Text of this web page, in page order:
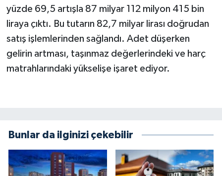
yüzde 69,5 artışla 87 milyar 112 milyon 415 bin
liraya çıktı. Bu tutarın 82,7 milyar lirası doğrudan
satış işlemlerinden sağlandı. Adet düşerken
gelirin artması, taşınmaz değerlerindeki ve harç
matrahlarındaki yükselişe işaret ediyor.
Bunlar da ilginizi çekebilir